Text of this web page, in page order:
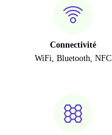
Connectivité
WiFi, Bluetooth, NFC